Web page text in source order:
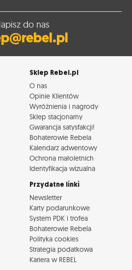
do nas
Sklep Rebel.pl
O nas
Opinie Klientów
Wyróżnienia i nagrody
Sklep stacjonarny
Gwarancja satysfakcji!
Bohaterowie Rebela
Kalendarz adwentowy
Ochrona małoletnich
Identyfikacja wizualna
Przydatne linki
Newsletter
Karty podarunkowe
System PDK i trofea
Bohaterowie Rebela
Polityka cookies
Strategia podatkowa
Kariera w REBEL